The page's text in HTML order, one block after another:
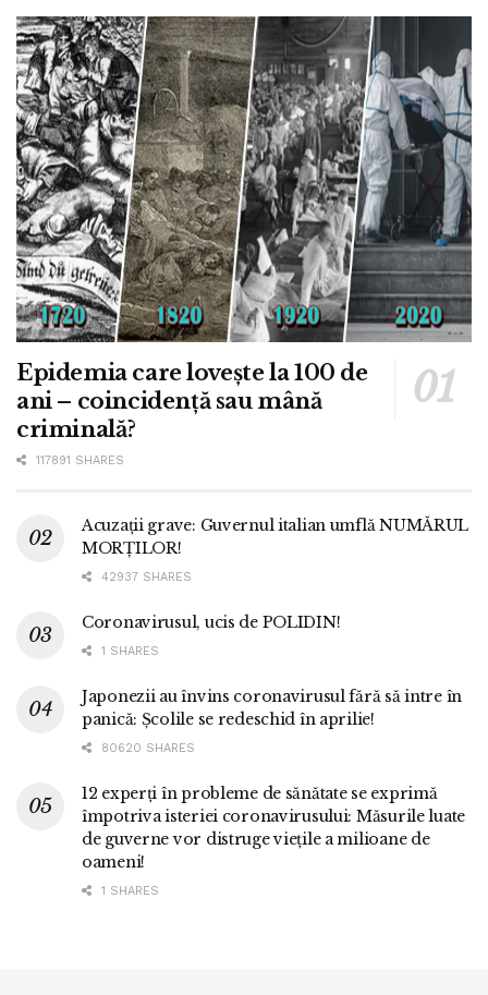
Epidemia care lovește la 100 de
ani – coincidență sau mână
criminală?
117891 SHARES
Acuzații grave: Guvernul italian umflă NUMĂRUL
MORȚILOR!
42937 SHARES
Coronavirusul, ucis de POLIDIN!
1 SHARES
Japonezii au învins coronavirusul fără să intre în
panică: Școlile se redeschid în aprilie!
80620 SHARES
12 experți în probleme de sănătate se exprimă
împotriva isteriei coronavirusului: Măsurile luate
de guverne vor distruge viețile a milioane de
oameni!
1 SHARES